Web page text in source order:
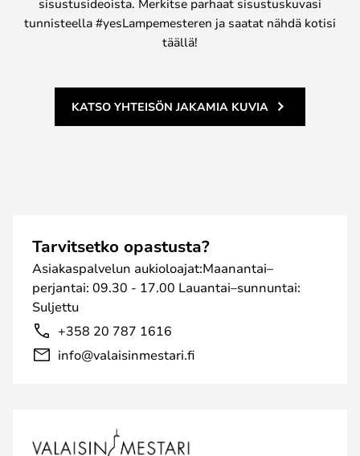
sisustusideoista. Merkitse parhaat sisustuskuvasi
tunnisteella #yesLampemesteren ja saatat nähdä kotisi
täällä!
KATSO YHTEISÖN JAKAMIA KUVIA
Tarvitsetko opastusta?
Asiakaspalvelun aukioloajat:Maanantai–
perjantai: 09.30 - 17.00 Lauantai–sunnuntai:
Suljettu
+358 20 787 1616
info@valaisinmestari.fi